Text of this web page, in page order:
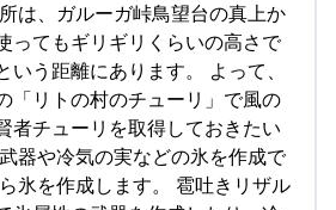
は、ガルーガ峠鳥望台の真上か
ってもギリギリくらいの高さで
う距離にあります。 よって、
「リトの村のチューリ」で風の
者チューリを取得しておきたい
器や冷気の実などの氷を作成で
氷を作成します。 雹吐きリザル